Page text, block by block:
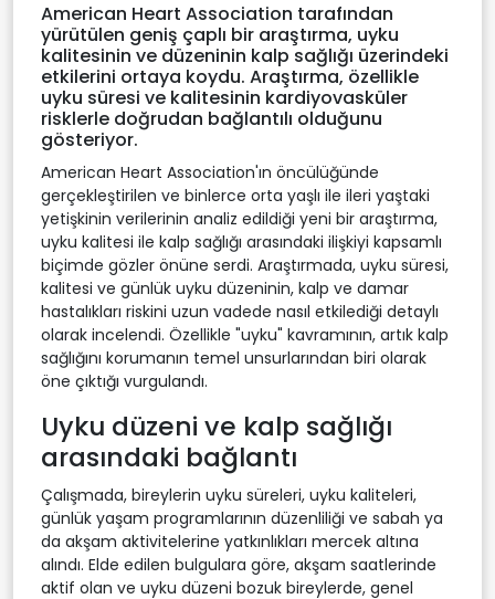
American Heart Association tarafından
yürütülen geniş çaplı bir araştırma, uyku
kalitesinin ve düzeninin kalp sağlığı üzerindeki
etkilerini ortaya koydu. Araştırma, özellikle
uyku süresi ve kalitesinin kardiyovasküler
risklerle doğrudan bağlantılı olduğunu
gösteriyor.
American Heart Association'ın öncülüğünde
gerçekleştirilen ve binlerce orta yaşlı ile ileri yaştaki
yetişkinin verilerinin analiz edildiği yeni bir araştırma,
uyku kalitesi ile kalp sağlığı arasındaki ilişkiyi kapsamlı
biçimde gözler önüne serdi. Araştırmada, uyku süresi,
kalitesi ve günlük uyku düzeninin, kalp ve damar
hastalıkları riskini uzun vadede nasıl etkilediği detaylı
olarak incelendi. Özellikle "uyku" kavramının, artık kalp
sağlığını korumanın temel unsurlarından biri olarak
öne çıktığı vurgulandı.
Uyku düzeni ve kalp sağlığı
arasındaki bağlantı
Çalışmada, bireylerin uyku süreleri, uyku kaliteleri,
günlük yaşam programlarının düzenliliği ve sabah ya
da akşam aktivitelerine yatkınlıkları mercek altına
alındı. Elde edilen bulgulara göre, akşam saatlerinde
aktif olan ve uyku düzeni bozuk bireylerde, genel